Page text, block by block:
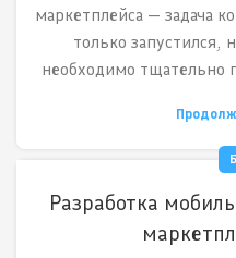
маркетплейса — задача
только запустился,
необходимо тщательно
Разработка